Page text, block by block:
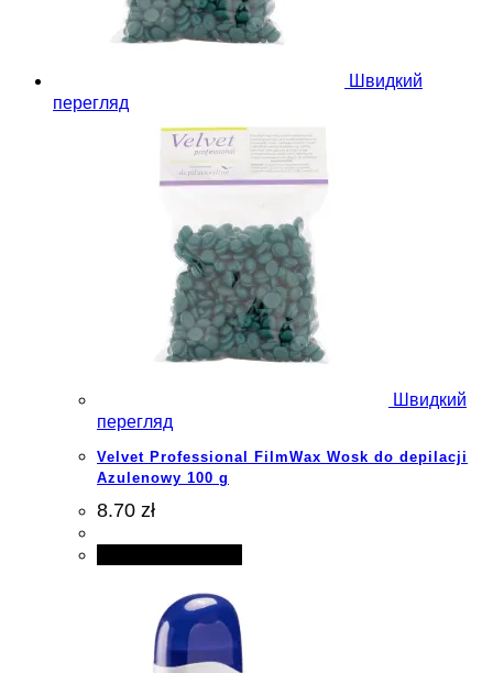
Швидкий
перегляд
Швидкий
перегляд
Velvet Professional FilmWax Wosk do depilacji
Azulenowy 100 g
8.70 zł